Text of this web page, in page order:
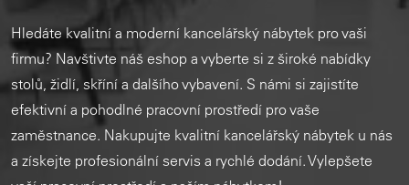
Hledáte kvalitní a moderní kancelářský nábytek pro vaši
firmu? Navštivte náš eshop a vyberte si z široké nabídky
stolů, židlí, skříní a dalšího vybavení. S námi si zajistíte
efektivní a pohodlné pracovní prostředí pro vaše
zaměstnance. Nakupujte kvalitní kancelářský nábytek u nás
a získejte profesionální servis a rychlé dodání. Vylepšete